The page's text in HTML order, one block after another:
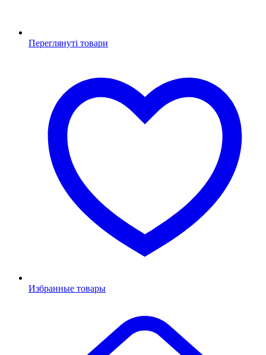
Переглянуті товари
Избранные товары